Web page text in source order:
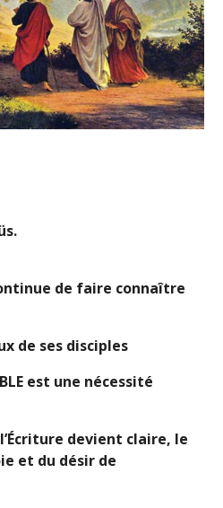
de faire connaître
de ses disciples
est une nécessité
devient claire, le
et du désir de